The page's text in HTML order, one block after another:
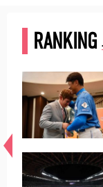
RANKING
常